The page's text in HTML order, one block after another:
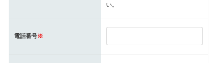
い。
電話番号※